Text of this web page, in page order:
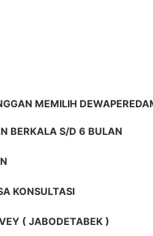
MEMILIH
BERKALA S/D 6 BULAN
KONSULTASI
( JABODETABEK )